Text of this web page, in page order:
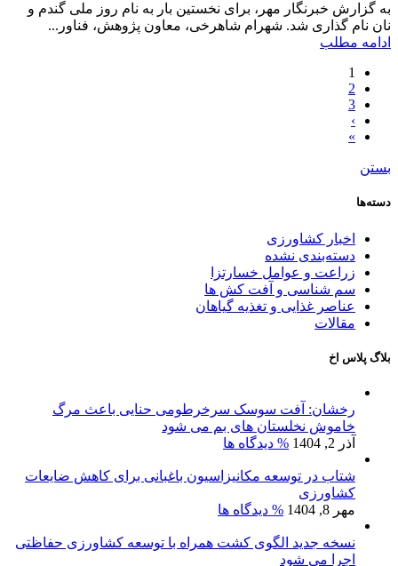
به گزارش خبرنگار مهر، برای نخستین بار به نام روز ملی گندم و
نان نام گذاری شد. شهرام شاهرخی، معاون پژوهش، فناور...
ادامه مطلب
1
2
3
›
»
بستن
دسته‌ها
اخبار کشاورزی
دسته‌بندی نشده
زراعت و عوامل خسارتزا
سم شناسی و آفت کش ها
عناصر غذایی و تغذیه گیاهان
مقالات
بلاگ پلاس اخ
رخشان: آفت سوسک سرخرطومی حنایی باعث مرگ
خاموش نخلستان های بم می شود
آذر 2, 1404
% دیدگاه ها
شتاب در توسعه مکانیزاسیون باغبانی برای کاهش ضایعات
کشاورزی
مهر 8, 1404
% دیدگاه ها
نسخه جدید الگوی کشت همراه با توسعه کشاورزی حفاظتی
اجرا می شود